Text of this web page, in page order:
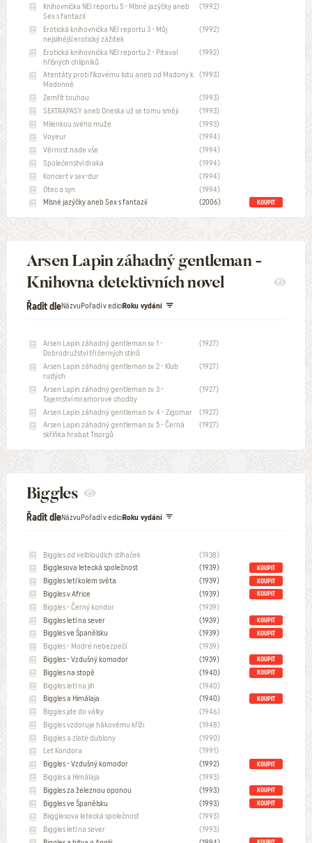
Knihovnička NEI reportu 5 - Mlsné jazýčky aneb
Sex s fantazií
(1992)
Erotická knihovnička NEI reportu 3 - Můj
nejsilnější erotický zážitek
(1992)
Erotická knihovnička NEI reportu 2 - Pitaval
hříšných chlípníků
(1992)
Atentáty proti fíkovému listu aneb od Madony k
Madonně
(1993)
Zemřít touhou
(1993)
SEXTRAPASY aneb Dneska už se tomu směji
(1993)
Milenkou svého muže
(1993)
Voyeur
(1994)
Věrnost nade vše
(1994)
Společenství draka
(1994)
Koncert v sex-dur
(1994)
Otec a syn
(1994)
Mlsné jazýčky aneb Sex s fantazií
(2006) KOUPIT
Arsen Lapin záhadný gentleman -
Knihovna detektivních novel
Řadit dleNázvuPořadí v ediciRoku vydání
Arsen Lapin záhadný gentleman sv. 1 -
Dobrodružství tří černých stínů
(1927)
Arsen Lapin záhadný gentleman sv. 2 - Klub
rudých
(1927)
Arsen Lapin záhadný gentleman sv. 3 -
Tajemství mramorové chodby
(1927)
Arsen Lapin záhadný gentleman sv. 4 - Zigomar
(1927)
Arsen Lapin záhadný gentleman sv. 5 - Černá
skříňka hrabat Tisorgů
(1927)
Biggles
Řadit dleNázvuPořadí v ediciRoku vydání
Biggles od velbloudích stíhaček
(1938)
Bigglesova letecká společnost
(1939) KOUPIT
Biggles letí kolem světa (1939) KOUPIT
Biggles v Africe (1939) KOUPIT
Biggles - Černý kondor
(1939)
Biggles letí na sever
(1939) KOUPIT
Biggles ve Španělsku (1939) KOUPIT
Biggles - Modré nebezpečí
(1939)
Biggles - Vzdušný komodor
(1939) KOUPIT
Biggles na stopě (1940) KOUPIT
Biggles letí na jih
(1940)
Biggles a Himálaja
(1940) KOUPIT
Biggles jde do války
(1946)
Biggles vzdoruje hákovému kříži
(1948)
Biggles a zlaté dublony
(1990)
Let Kondora
(1991)
Biggles - Vzdušný komodor
(1992) KOUPIT
Biggles a Himálaja
(1993)
Biggles za železnou oponou
(1993) KOUPIT
Biggles ve Španělsku (1993) KOUPIT
Biigglesova letecká společnost
(1993)
Biggles letí na sever
(1993)